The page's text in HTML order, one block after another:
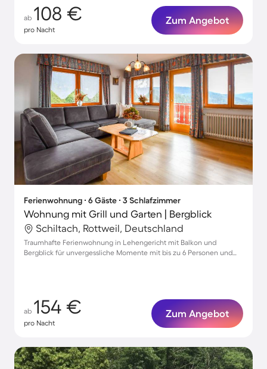
ab 108 €
pro Nacht
Zum Angebot
Ferienwohnung ∙ 6 Gäste ∙ 3 Schlafzimmer
Wohnung mit Grill und Garten | Bergblick
Schiltach, Rottweil, Deutschland
Traumhafte Ferienwohnung in Lehengericht mit Balkon und
Bergblick für unvergessliche Momente mit bis zu 6 Personen und
ab 154 €
pro Nacht
Zum Angebot